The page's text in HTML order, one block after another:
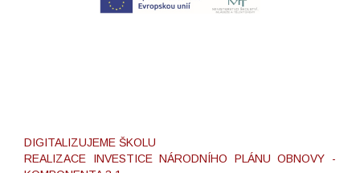
DIGITALIZUJEME ŠKOLU
REALIZACE INVESTICE NÁRODNÍHO PLÁNU OBNOVY -